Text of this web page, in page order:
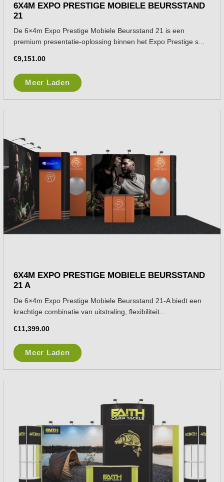
6X4M EXPO PRESTIGE MOBIELE BEURSSTAND
21
De 6×4m Expo Prestige Mobiele Beursstand 21 is een
premium presentatie-oplossing binnen het Expo Prestige s...
€9,151.00
Meer Laden
6X4M EXPO PRESTIGE MOBIELE BEURSSTAND
21 A
De 6×4m Expo Prestige Mobiele Beursstand 21-A biedt een
krachtige combinatie van uitstraling, flexibiliteit...
€11,399.00
Meer Laden